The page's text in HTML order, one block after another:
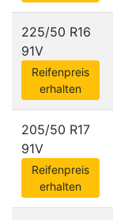
225/50 R16
91V
Reifenpreis
erhalten
205/50 R17
91V
Reifenpreis
erhalten